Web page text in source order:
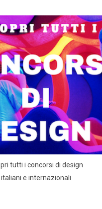
tutti i concorsi di design
italiani e internazionali